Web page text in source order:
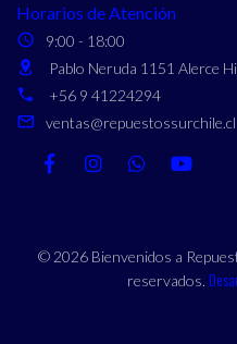
Horarios de Atención
9:00 - 18:00
Pablo Neruda 1151 Alerce
+56 9 41224294
ventas@repuestossurchile.cl
© 2026 Bienvenidos a
reservados.